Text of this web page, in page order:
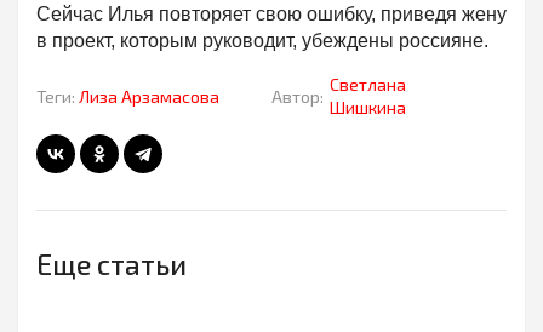
Сейчас Илья повторяет свою ошибку, приведя жену
в проект, которым руководит, убеждены россияне.
Теги: Лиза Арзамасова Автор:
Светлана
Шишкина
Еще статьи